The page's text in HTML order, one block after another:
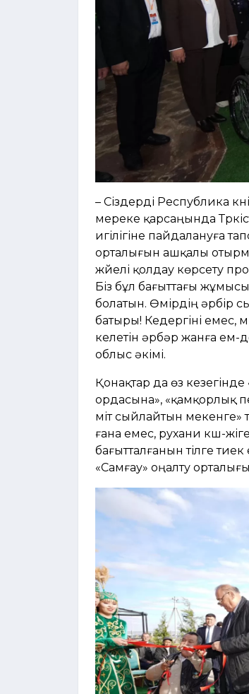
– Сіздерді Республика
мереке қарсаңында
игілігіне пайдалануға
орталығын ашқалы
жүйелі қолдау көрсету
Біз бұл бағыттағы
болатын. Өмірдің әрбір
батыры! Кедергіні емес,
келетін әрбәр жанға ем-
облыс әкімі.
Қонақтар да өз кезегінде
ордасына», «қамқорлық
үміт сыйлайтын мекенге»
ғана емес, рухани күш-
бағытталғанын тілге
«Самғау» оңалту